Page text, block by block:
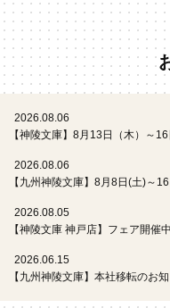
2026.08.06
【神陵文庫】8月13日（木）～
2026.08.06
【九州神陵文庫】8月8日(土)～
2026.08.05
【神陵文庫 神戸店】フェア開催中
2026.06.15
【九州神陵文庫】本社移転のお